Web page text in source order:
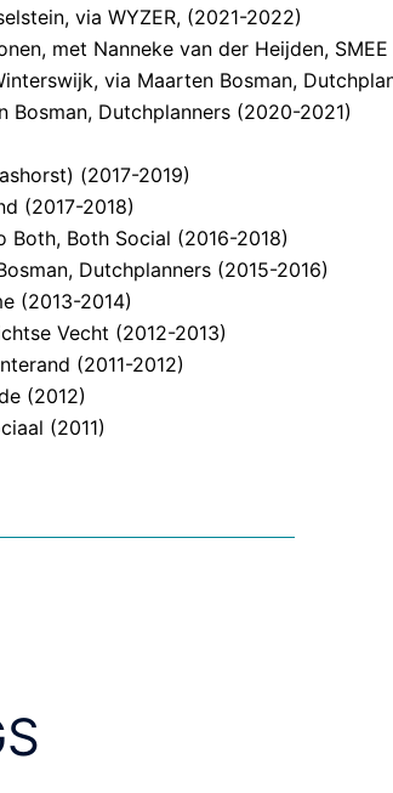
via WYZER, (2021-2022)
met Nanneke van der Heijden, SMEE
via Maarten Bosman,
Dutchplanners (2020-2021)
(2017-2019)
(2017-2018)
Both Social (2016-2018)
Dutchplanners (2015-2016)
(2013-2014)
Vecht (2012-2013)
(2011-2012)
(2012)
(2011)